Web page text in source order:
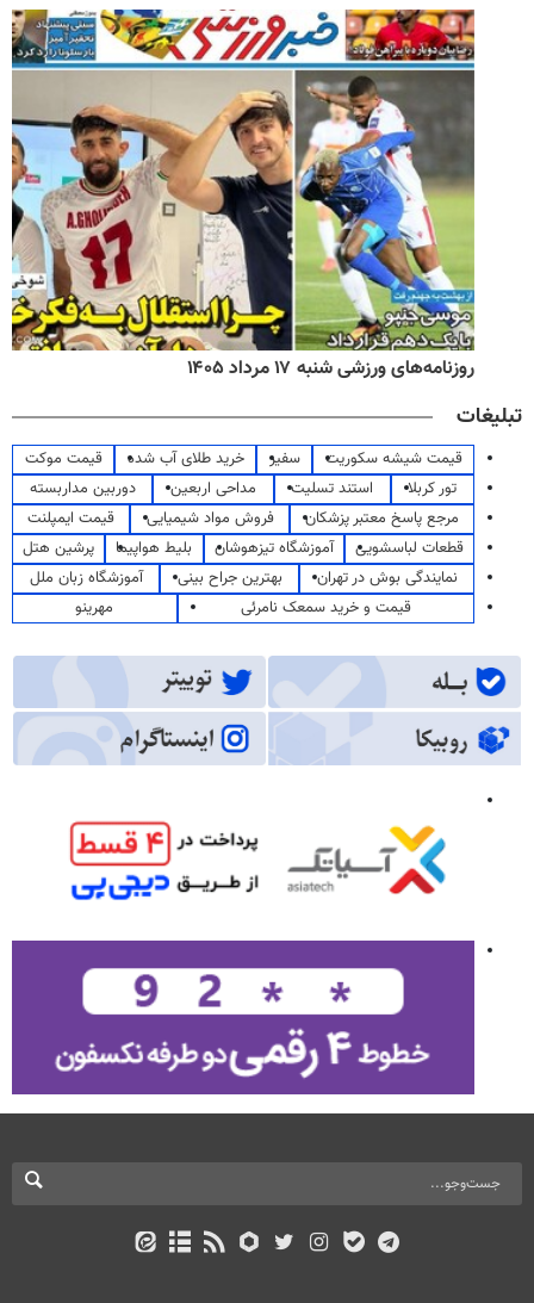
روزنامه‌های ورزشی شنبه ۱۷ مرداد ۱۴۰۵
تبلیغات
قیمت شیشه سکوریت سفیر خرید طلای آب شده
قیمت موکت
تور کربلا
استند تسلیت مداحی اربعین
دوربین مداربسته
مرجع پاسخ معتبر پزشکان
فروش مواد شیمیایی
قیمت ایمپلنت
قطعات لباسشویی
آموزشگاه تیزهوشان بلیط هواپیما
پرشین هتل
نمایندگی بوش در تهران
بهترین جراح بینی
آموزشگاه زبان ملل
قیمت و خرید سمعک نامرئی
مهرینو